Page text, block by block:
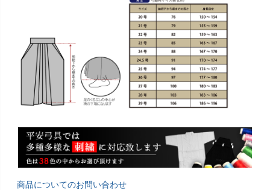
商品についてのお問い合わせ